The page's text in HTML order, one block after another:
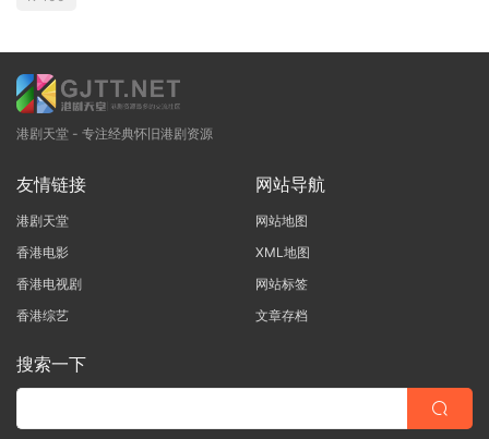
港剧天堂 - 专注经典怀旧港剧资源
友情链接
港剧天堂
香港电影
香港电视剧
香港综艺
网站导航
网站地图
XML地图
网站标签
文章存档
搜索一下